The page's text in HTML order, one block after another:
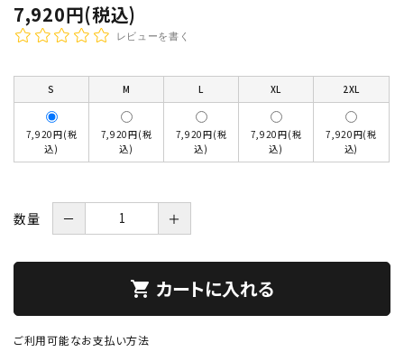
7,920円(税込)
レビューを書く
S M L XL 2XL
7,920円(税
込)
7,920円(税
込)
7,920円(税
込)
7,920円(税
込)
7,920円(税
込)
数量 － ＋
shopping_cart カートに入れる
ご利用可能なお支払い方法